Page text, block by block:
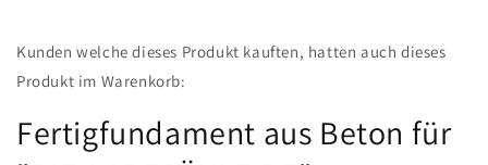
in
öffnen
Kunden welche dieses Produkt kauften, hatten auch dieses
Produkt im Warenkorb:
Fertigfundament aus Beton für